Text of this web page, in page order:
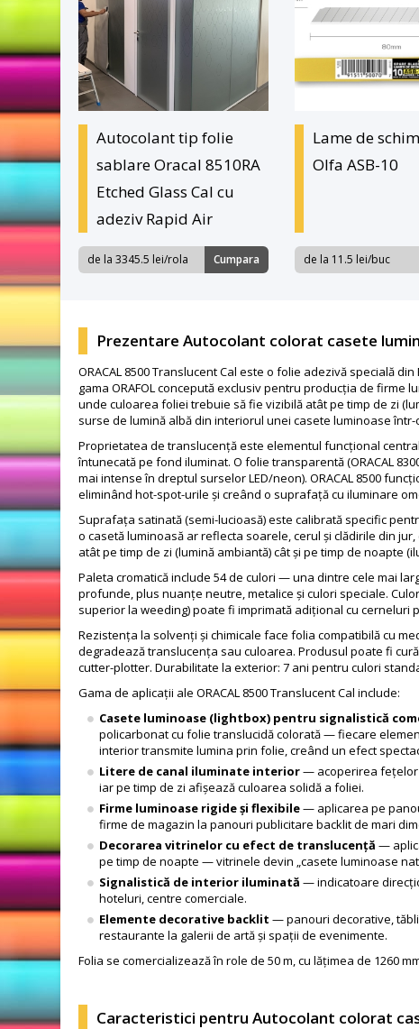
Autocolant tip folie
sablare Oracal 8510RA
Etched Glass Cal cu
adeziv Rapid Air
de la 3345.5 lei/rola Cumpara
Lame de
Olfa ASB-10
de la 11.5 lei/buc
Prezentare Autocolant colorat casete
ORACAL 8500 Translucent Cal este o folie adezivă specială
gama ORAFOL concepută exclusiv pentru producția de
unde culoarea foliei trebuie să fie vizibilă atât pe timp de zi
surse de lumină albă din interiorul unei casete luminoase
Proprietatea de translucență este elementul funcțional
întunecată pe fond iluminat. O folie transparentă (ORACAL
mai intense în dreptul surselor LED/neon). ORACAL 8500
eliminând hot-spot-urile și creând o suprafață cu iluminare
Suprafața satinată (semi-lucioasă) este calibrată specific
o casetă luminoasă ar reflecta soarele, cerul și clădirile din
atât pe timp de zi (lumină ambiantă) cât și pe timp de noapte
Paleta cromatică include 54 de culori — una dintre cele mai
profunde, plus nuanțe neutre, metalice și culori speciale.
superior la weeding) poate fi imprimată adițional cu
Rezistența la solvenți și chimicale face folia compatibilă cu
degradează translucența sau culoarea. Produsul poate fi
cutter-plotter. Durabilitate la exterior: 7 ani pentru culori
Gama de aplicații ale ORACAL 8500 Translucent Cal include:
Casete luminoase (lightbox) pentru signalistică
policarbonat cu folie translucidă colorată — fiecare
interior transmite lumina prin folie, creând un efect
Litere de canal iluminate interior— acoperirea fețelor
iar pe timp de zi afișează culoarea solidă a foliei.
Firme luminoase rigide și flexibile— aplicarea pe
firme de magazin la panouri publicitare backlit de mari
Decorarea vitrinelor cu efect de translucență —
pe timp de noapte — vitrinele devin „casete luminoase
Signalistică de interior iluminată — indicatoare
hoteluri, centre comerciale.
Elemente decorative backlit — panouri decorative,
restaurante la galerii de artă și spații de evenimente.
Folia se comercializează în role de 50 m, cu lățimea de 1260
Caracteristici pentru Autocolant colorat